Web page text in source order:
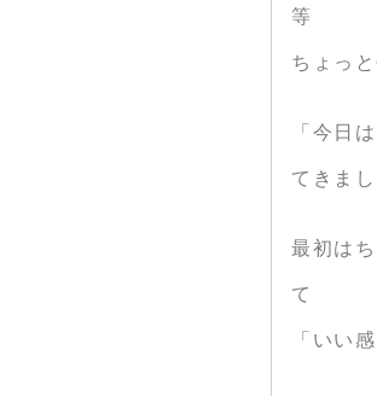
等
ちょっ
「今日
てきまし
最初は
て
「いい